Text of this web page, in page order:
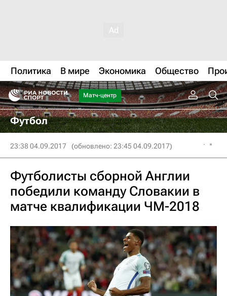
Политика В мире Экономика Общество
Матч-центр
Футбол
23:38 04.09.2017 (обновлено: 23:45 04.09.2017)
Футболисты сборной Англии
победили команду Словакии в
матче квалификации ЧМ-2018